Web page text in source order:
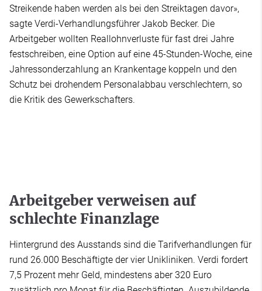
Streikende haben werden als bei den Streiktagen davor»,
sagte Verdi-Verhandlungsführer Jakob Becker. Die
Arbeitgeber wollten Reallohnverluste für fast drei Jahre
festschreiben, eine Option auf eine 45-Stunden-Woche, eine
Jahressonderzahlung an Krankentage koppeln und den
Schutz bei drohendem Personalabbau verschlechtern, so
die Kritik des Gewerkschafters.
Arbeitgeber verweisen auf
schlechte Finanzlage
Hintergrund des Ausstands sind die Tarifverhandlungen für
rund 26.000 Beschäftigte der vier Unikliniken. Verdi fordert
7,5 Prozent mehr Geld, mindestens aber 320 Euro